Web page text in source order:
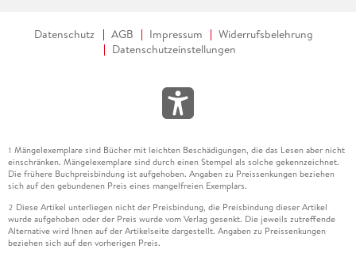
Datenschutz AGB Impressum
Widerrufsbelehrung
Datenschutzeinstellungen
1 Mängelexemplare sind Bücher mit leichten Beschädigungen, die das Lesen aber nicht
einschränken. Mängelexemplare sind durch einen Stempel als solche gekennzeichnet.
Die frühere Buchpreisbindung ist aufgehoben. Angaben zu Preissenkungen beziehen
sich auf den gebundenen Preis eines mangelfreien Exemplars.
2 Diese Artikel unterliegen nicht der Preisbindung, die Preisbindung dieser Artikel
wurde aufgehoben oder der Preis wurde vom Verlag gesenkt. Die jeweils zutreffende
Alternative wird Ihnen auf der Artikelseite dargestellt. Angaben zu Preissenkungen
beziehen sich auf den vorherigen Preis.